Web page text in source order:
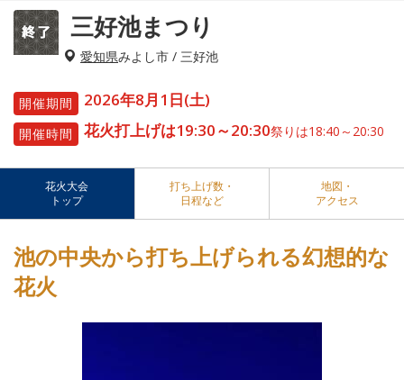
三好池まつり
愛知県みよし市 / 三好池
開催期間 2026年8月1日(土)
開催時間 花火打上げは19:30～20:30祭りは18:40～20:30
花火大会
トップ
打ち上げ数・
日程など
地図・
アクセス
池の中央から打ち上げられる幻想的な
花火